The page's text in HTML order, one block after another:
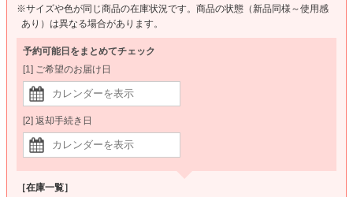
※サイズや色が同じ商品の在庫状況です。商品の状態（新品同様～使用感
あり）は異なる場合があります。
予約可能日をまとめてチェック
[1] ご希望のお届け日
[2] 返却手続き日
［在庫一覧］